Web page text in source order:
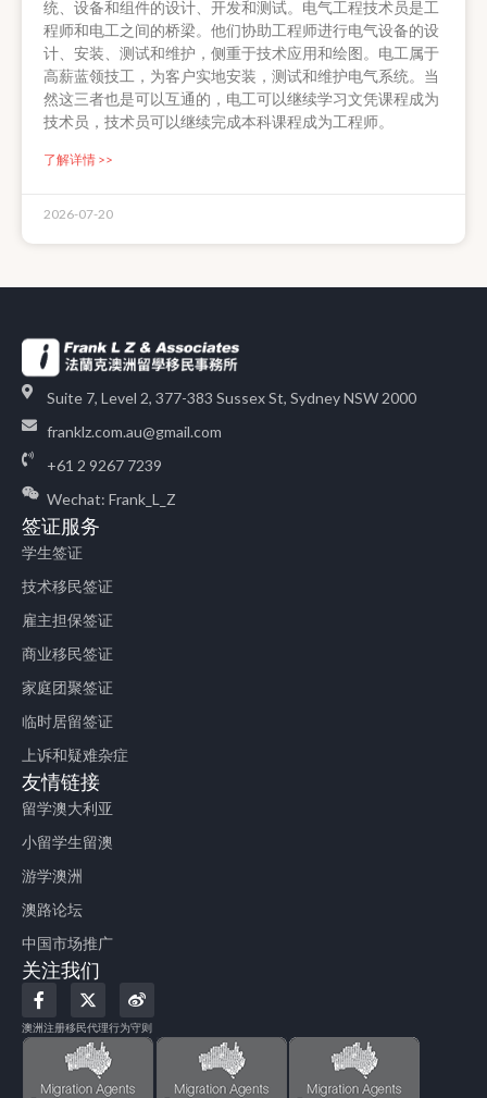
统、设备和组件的设计、开发和测试。电气工程技术员是工
程师和电工之间的桥梁。他们协助工程师进行电气设备的设
计、安装、测试和维护，侧重于技术应用和绘图。电工属于
高薪蓝领技工，为客户实地安装，测试和维护电气系统。当
然这三者也是可以互通的，电工可以继续学习文凭课程成为
技术员，技术员可以继续完成本科课程成为工程师。
了解详情 >>
2026-07-20
Suite 7, Level 2, 377-383 Sussex St, Sydney NSW 2000
franklz.com.au@gmail.com
+61 2 9267 7239
Wechat: Frank_L_Z
签证服务
学生签证
技术移民签证
雇主担保签证
商业移民签证
家庭团聚签证
临时居留签证
上诉和疑难杂症
友情链接
留学澳大利亚
小留学生留澳
游学澳洲
澳路论坛
中国市场推广
关注我们
F
a
c
e
X
-
t
w
i
t
W
e
i
b
澳洲注册移民代理行为守则